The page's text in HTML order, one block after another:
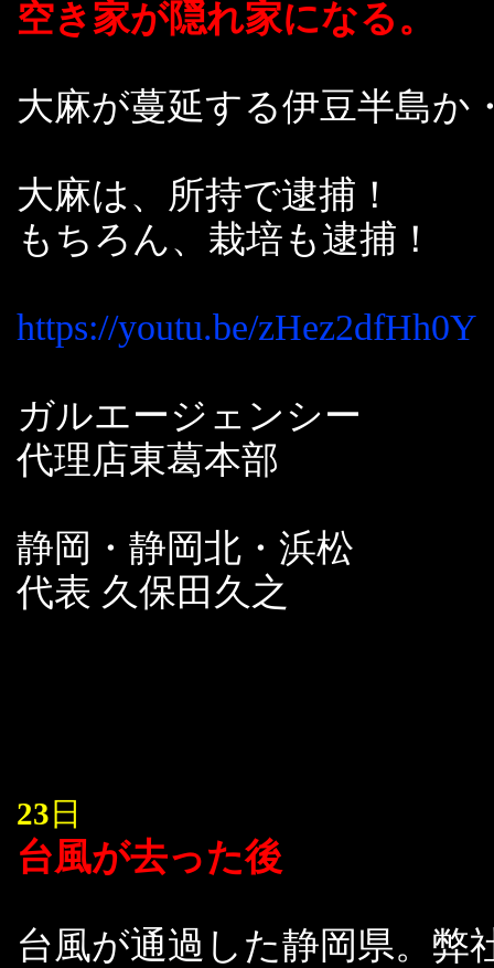
空き家が隠れ家になる。
大麻が蔓延する伊豆半島か
大麻は、所持で逮捕！
もちろん、栽培も逮捕！
https://youtu.be/zHez2dfHh0Y
ガルエージェンシー
代理店東葛本部
静岡・静岡北・浜松
代表 久保田久之
23 日
台風が去った後
台風が通過した静岡県。弊